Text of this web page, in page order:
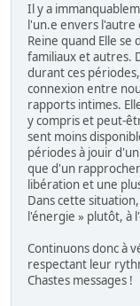
Il y a
l'un.e envers l'autre
Reine quand Elle se
familiaux et autres.
durant ces
connexion entre
rapports intimes.
y compris et peut-
sent moins
périodes à jouir
que d'un
libération et une
Dans cette
l'énergie » plutôt, à
Continuons donc à
respectant leur
Chastes messages !